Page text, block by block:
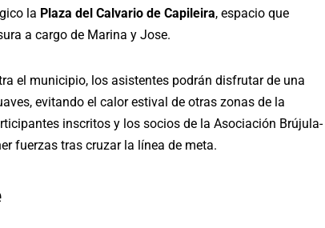
la Plaza del Calvario de Capileira, espacio que
a cargo de Marina y Jose.
el municipio, los asistentes podrán disfrutar de una
evitando el calor estival de otras zonas de la
inscritos y los socios de la Asociación Brújula-
fuerzas tras cruzar la línea de meta.